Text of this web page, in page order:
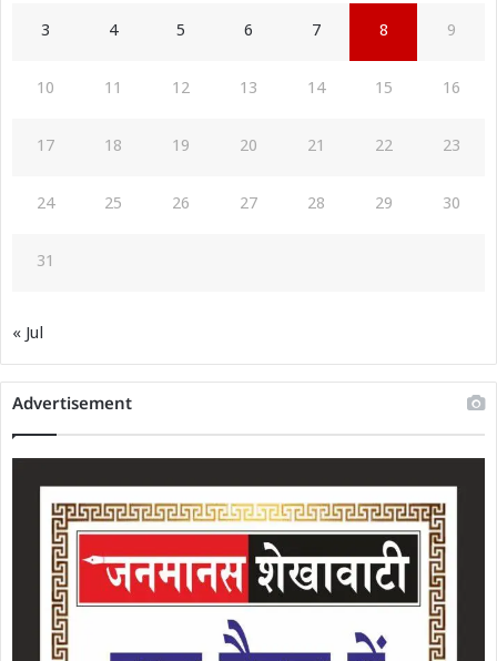
3 4 5 6 7 8 9
10 11 12 13 14 15 16
17 18 19 20 21 22 23
24 25 26 27 28 29 30
31
« Jul
Advertisement